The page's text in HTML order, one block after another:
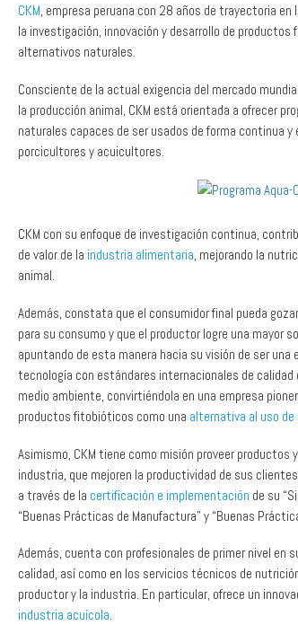
CKM, empresa peruana con 28 años de trayectoria
la investigación, innovación y desarrollo de
alternativos naturales.
Consciente de la actual exigencia del mercado
la producción animal, CKM está orientada a ofrecer
naturales capaces de ser usados de forma continua
porcicultores y acuicultores.
CKM con su enfoque de investigación continua,
de valor de la industria alimentaria, mejorando la
animal.
Además, constata que el consumidor final pueda
para su consumo y que el productor logre una mayor
apuntando de esta manera hacia su visión de ser una
tecnología con estándares internacionales de calidad
medio ambiente, convirtiéndola en una empresa
productos fitobióticos como una alternativa al uso
Asimismo, CKM tiene como misión proveer productos
industria, que mejoren la productividad de sus
a través de la certificación e implementación de su
“Buenas Prácticas de Manufactura” y “Buenas
Además, cuenta con profesionales de primer nivel en
calidad, así como en los servicios técnicos de
productor y la industria. En particular, ofrece un
industria acuícola.